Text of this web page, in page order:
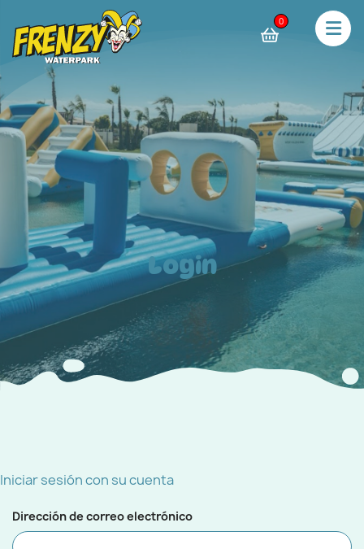
0
Login
Iniciar sesión con su cuenta
Dirección de correo electrónico